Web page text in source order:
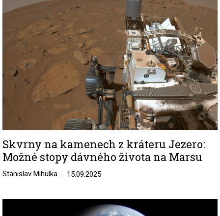
Skvrny na kamenech z kráteru Jezero:
Možné stopy dávného života na Marsu
Stanislav Mihulka 15.09.2025